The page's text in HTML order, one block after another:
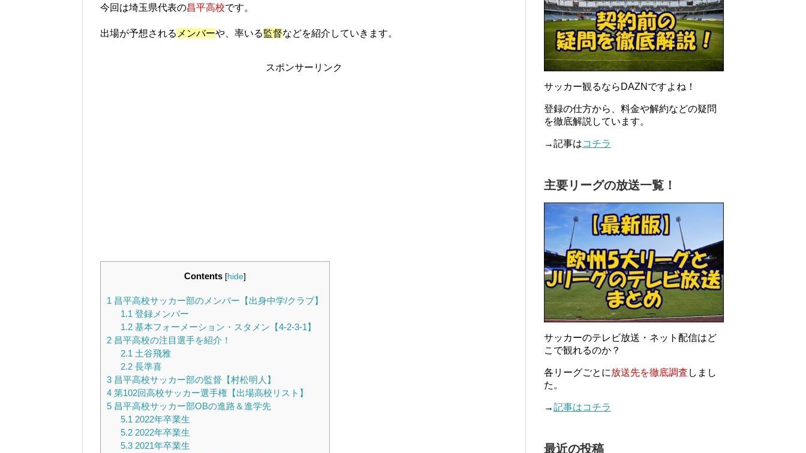
今回は埼玉県代表の昌平高校です。
出場が予想される メンバーや、率いる監督などを紹介していきます。
スポンサーリンク
Contents [hide]
1 昌平高校サッカー部のメンバー【出身中学/クラブ】
1.1 登録メンバー
1.2基本フォーメーション・スタメン【4-2-3-1】
2 昌平高校の注目選手を紹介！
2.1 土谷飛雅
2.2長準喜
3 昌平高校サッカー部の監督【村松明人】
4 第102回高校サッカー選手権【出場高校リスト】
5 昌平高校サッカー部OBの進路＆進学先
5.1 2022年卒業生
5.22022年卒業生
5.32021年卒業生
サッカー観るならDAZNですよね！
登録の仕方から、料金や解約などの疑問
を徹底解説しています。
→記事はコチラ
主要リーグの放送一覧！
サッカーのテレビ放送・ネット配信はど
こで観れるのか？
各リーグごとに放送先を徹底調査 しまし
た。
→記事はコチラ
最近の投稿